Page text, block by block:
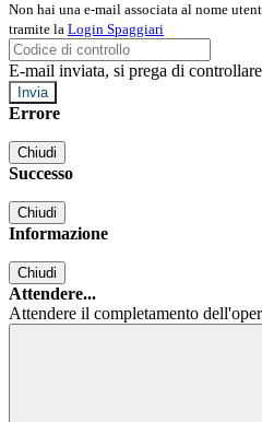
Non hai una e-mail associata al nome
tramite la Login Spaggiari
E-mail inviata, si prega di
Errore
Chiudi
Successo
Chiudi
Informazione
Chiudi
Attendere...
Attendere il completamento